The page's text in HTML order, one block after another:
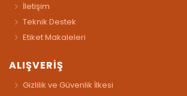
İletişim
Teknik Destek
Etiket Makaleleri
ALIŞVERİŞ
Gizlilik ve Güvenlik İlkesi